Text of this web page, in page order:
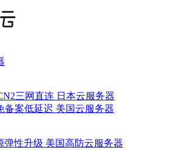
三网直连 日本云服务器
备案低延迟 美国云服务器
弹性升级 美国高防云服务器